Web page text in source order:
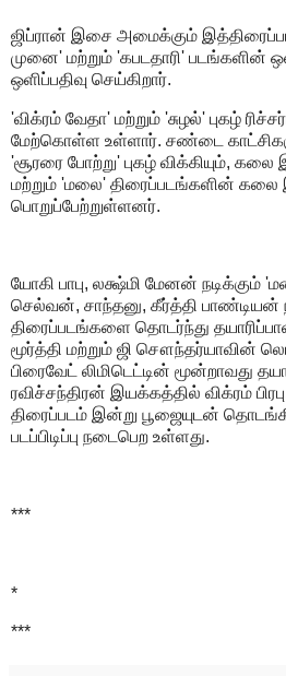
ஜிப்ரான் இசை அமைக்கும்
முனை' மற்றும் 'கபடதாரி' படங்களின்
ஒளிப்பதிவு செய்கிறார்.
'விக்ரம் வேதா' மற்றும் 'சுழல்' புகழ்
மேற்கொள்ள உள்ளார். சண்டை
'சூரரை போற்று' புகழ் விக்கியும்,
மற்றும் 'மலை' திரைப்படங்களின் கலை
பொறுப்பேற்றுள்ளனர்.
யோகி பாபு, லக்ஷ்மி மேனன் நடிக்கும்
செல்வன், சாந்தனு, கீர்த்தி பாண்டியன்
திரைப்படங்களை தொடர்ந்து
மூர்த்தி மற்றும் ஜி சௌந்தர்யாவின்
பிரைவேட் லிமிடெட்டின் மூன்றாவது
ரவிச்சந்திரன் இயக்கத்தில் விக்ரம் பிரபு,
திரைப்படம் இன்று பூஜையுடன்
படப்பிடிப்பு நடைபெற உள்ளது.
***
*
***